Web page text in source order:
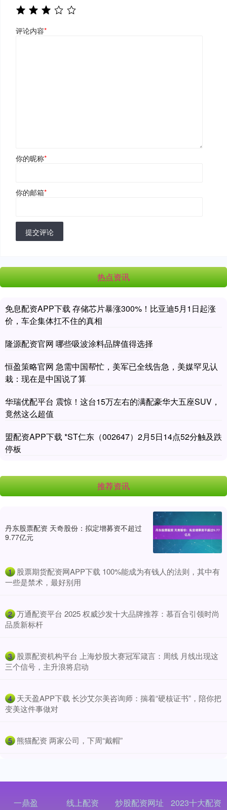
评论内容*
你的昵称*
你的邮箱*
提交评论
热点资讯
免息配资APP下载 存储芯片暴涨300%！比亚迪5月1日起涨
价，车企集体扛不住的真相
隆源配资官网 哪些吸波涂料品牌值得选择
恒盈策略官网 急需中国帮忙，美军已全线告急，美媒罕见认
栽：现在是中国说了算
华瑞优配平台 震惊！这台15万左右的满配豪华大五座SUV，
竟然这么超值
盟配资APP下载 *ST仁东（002647）2月5日14点52分触及跌
停板
推荐资讯
丹东股票配资 天奇股份：拟定增募资不超过
9.77亿元
1 ​股票期货配资网APP下载 100%能成为有钱人的法则，其中有
一些是禁术，最好别用
2 ​万通配资平台 2025 权威沙发十大品牌推荐：慕百合引领时尚
品质新标杆
3 ​股票配资机构平台 上海炒股大赛冠军箴言：周线 月线出现这
三个信号，主升浪将启动
4 ​天天盈APP下载 长沙艾尔美咨询师：揣着“硬核证书”，陪你把
变美这件事做对
5 ​熊猫配资 两家公司，下周“戴帽”
一鼎盈 线上配资 炒股配资网址
2023十大配资